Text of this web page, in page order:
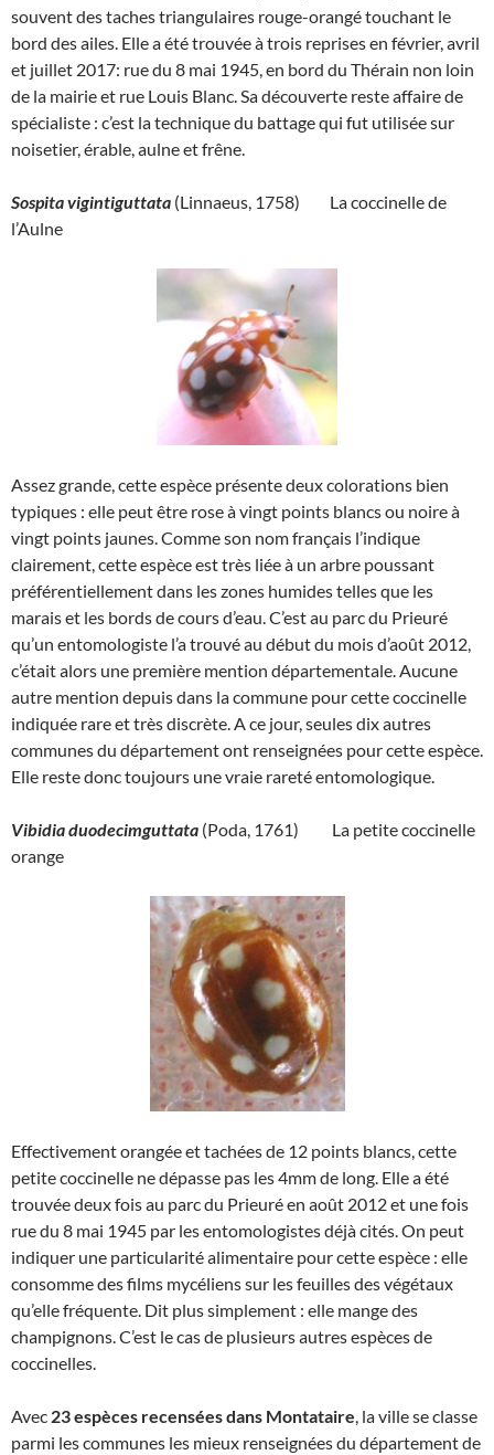
souvent des taches triangulaires rouge-orangé touchant le
bord des ailes. Elle a été trouvée à trois reprises en février, avril
et juillet 2017: rue du 8 mai 1945, en bord du Thérain non loin
de la mairie et rue Louis Blanc. Sa découverte reste affaire de
spécialiste : c’est la technique du battage qui fut utilisée sur
noisetier, érable, aulne et frêne.
Sospita vigintiguttata (Linnaeus, 1758) La coccinelle de
l’Aulne
Assez grande, cette espèce présente deux colorations bien
typiques : elle peut être rose à vingt points blancs ou noire à
vingt points jaunes. Comme son nom français l’indique
clairement, cette espèce est très liée à un arbre poussant
préférentiellement dans les zones humides telles que les
marais et les bords de cours d’eau. C’est au parc du Prieuré
qu’un entomologiste l’a trouvé au début du mois d’août 2012,
c’était alors une première mention départementale. Aucune
autre mention depuis dans la commune pour cette coccinelle
indiquée rare et très discrète. A ce jour, seules dix autres
communes du département ont renseignées pour cette espèce.
Elle reste donc toujours une vraie rareté entomologique.
Vibidia duodecimguttata (Poda, 1761) La petite coccinelle
orange
Effectivement orangée et tachées de 12 points blancs, cette
petite coccinelle ne dépasse pas les 4mm de long. Elle a été
trouvée deux fois au parc du Prieuré en août 2012 et une fois
rue du 8 mai 1945 par les entomologistes déjà cités. On peut
indiquer une particularité alimentaire pour cette espèce : elle
consomme des films mycéliens sur les feuilles des végétaux
qu’elle fréquente. Dit plus simplement : elle mange des
champignons. C’est le cas de plusieurs autres espèces de
coccinelles.
Avec 23 espèces recensées dans Montataire, la ville se classe
parmi les communes les mieux renseignées du département de